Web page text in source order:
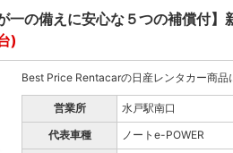
一の備えに安心な５つの補償付
)
Best Price Rentacarの日産レンタカー商品
営業所
水戸駅南口
代表車種
ノートe-POWER